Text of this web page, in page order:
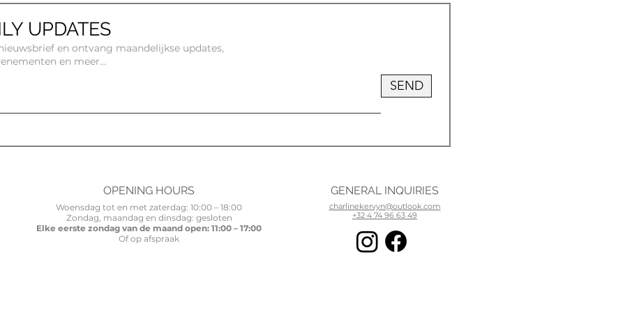
UPDATES
en ontvang maandelijkse updates,
en meer...
SEND
OPENING HOURS
Woensdag tot en met zaterdag: 10:00 – 18:00
Zondag, maandag en dinsdag: gesloten
Elke eerste zondag van de maand open: 11:00 – 17:00
Of op afspraak
GENERAL INQUIRIES
charlinekervyn@outlook.com
+32 4 74 96 63 49